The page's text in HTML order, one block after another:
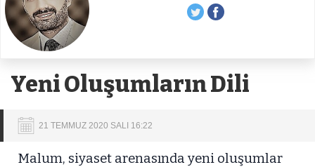
Yeni Oluşumların Dili
21 TEMMUZ 2020 SALI 16:22
Malum, siyaset arenasında yeni oluşumlar